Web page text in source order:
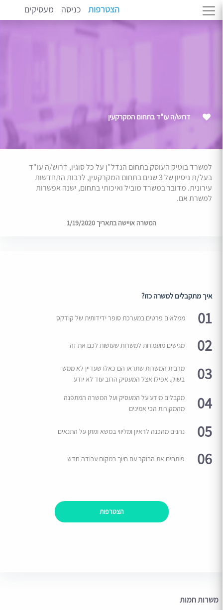
הצטרפות כניסה מעסיקים
דרוש/ה עו"ד בתחום המקרקעין
למשרד בוטיק העוסק בתחום הנדל"ן על כל סוגיו, דרוש/ה עו"ד
בעל/ת ניסיון של 3 שנים בתחום המקרקעין, לרבות התחדשות
עירונית. מדובר במשרד מוביל ואיכותי בתחום, ישנה אפשרות
למשרת אם.
המשרה אויישה בתאריך 1/19/2020
איך מתקבלים למשרה כזו?
01 ממלאים פרטים במערכת סופר ידידותית של קודקס
02 מגישים מועמדות למשרות שעושות לכם את זה
03
מרבית המשרות שתראו הם כאלו שעדיין לא ממש
בשוק. אפילו אצל המעסיק הרוב עוד לא יודע
04
מקבלים מידע על המעסיק ועל המשרה המתפנה
מהמקורות הכי אמינים
05 נהנים מהכנה לראיון ומליווי במשא ומתן על התנאים
06 פותחים את הבוקר עם חיוך במקום עבודה חדש
הצטרפות
משרות חמות